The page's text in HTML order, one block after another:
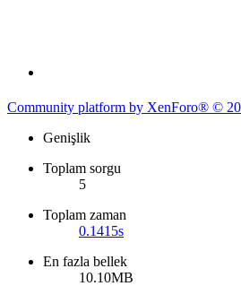
Community platform by XenForo® ©
Genişlik
Toplam sorgu
5
Toplam zaman
0.1415s
En fazla bellek
10.10MB